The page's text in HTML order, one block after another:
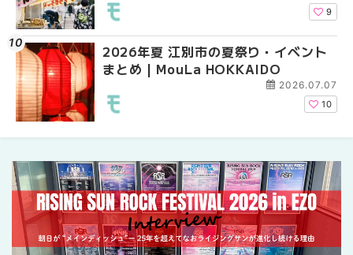
9
2026年夏 江別市の夏祭り・イベント
まとめ | MouLa HOKKAIDO
2026.07.07
10
札幌の麻辣湯（マーラ
め専門店9選！本場の
新店まで徹底比較 |
札幌の麻辣湯（マーラ
め専門店6選！本場の
新店まで徹底比較 |